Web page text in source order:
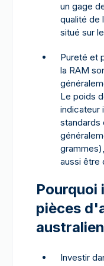
un gage
qualité de
situé sur
Pureté et
la RAM
Le poids
indicateur
standards
aussi être
Pourquoi
pièces
Investir